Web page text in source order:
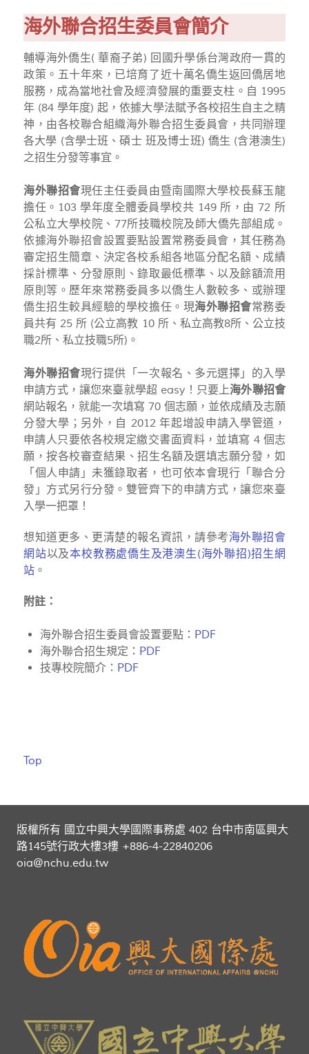
海外聯合招生委員會簡介
輔導海外僑生( 華裔子弟) 回國升學係台灣政府一貫的
政策。五十年來，已培育了近十萬名僑生返回僑居地
服務，成為當地社會及經濟發展的重要支柱。自 1995
年 (84 學年度) 起，依據大學法賦予各校招生自主之精
神，由各校聯合組織海外聯合招生委員會，共同辦理
各大學 (含學士班、碩士 班及博士班) 僑生 (含港澳生)
之招生分發等事宜。
海外聯招會現任主任委員由暨南國際大學校長蘇玉龍
擔任。103 學年度全體委員學校共 149 所，由 72 所
公私立大學校院、77所技職校院及師大僑先部組成。
依據海外聯招會設置要點設置常務委員會，其任務為
審定招生簡章、決定各校系組各地區分配名額、成績
採計標準、分發原則、錄取最低標準、以及餘額流用
原則等。歷年來常務委員多以僑生人數較多、或辦理
僑生招生較具經驗的學校擔任。現海外聯招會常務委
員共有 25 所 (公立高教 10 所、私立高教8所、公立技
職2所、私立技職5所)。
海外聯招會現行提供「一次報名、多元選擇」的入學
申請方式，讓您來臺就學超 easy！只要上海外聯招會
網站報名，就能一次填寫 70 個志願，並依成績及志願
分發大學；另外，自 2012 年起增設申請入學管道，
申請人只要依各校規定繳交書面資料，並填寫 4 個志
願，按各校審查結果、招生名額及選填志願分發，如
「個人申請」未獲錄取者，也可依本會現行「聯合分
發」方式另行分發。雙管齊下的申請方式，讓您來臺
入學一把罩！
想知道更多、更清楚的報名資訊，請參考海外聯招會
網站以及本校教務處僑生及港澳生(海外聯招)招生網
站 。
附註：
海外聯合招生委員會設置要點： PDF
海外聯合招生規定： PDF
技專校院簡介： PDF
Top
版權所有 國立中興大學國際事務處 402 台中市南區興大
路145號行政大樓3樓 +886-4-22840206
oia@nchu.edu.tw